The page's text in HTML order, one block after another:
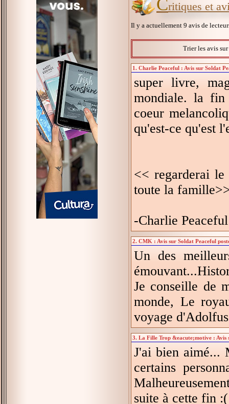
Critiques et
Il y a actuellement 9 avis de
Trier les avis sur
1. Charlie Peaceful : Avis sur Soldat
super livre,
mondiale. la fin
coeur
qu'est-ce qu'est
<< regarderai
toute la
-Charlie Peaceful
2. CMK : Avis sur Soldat Peaceful
Un des
Je conseille de
monde, Le
voyage
3. La Fille Trop &eacute;motive : Avis
J'ai bien aimé...
certains
suite à cette fin :(